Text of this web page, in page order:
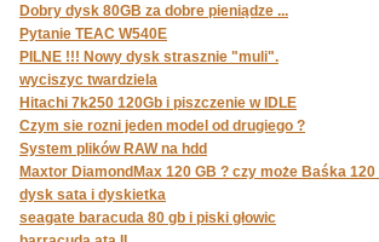
Dobry dysk 80GB za dobre pieniądze ...
Pytanie TEAC W540E
PILNE !!! Nowy dysk strasznie "muli".
wyciszyc twardziela
Hitachi 7k250 120Gb i piszczenie w IDLE
Czym sie rozni jeden model od drugiego ?
System plików RAW na hdd
Maxtor DiamondMax 120 GB ? czy może Baśka 120
dysk sata i dyskietka
seagate baracuda 80 gb i piski głowic